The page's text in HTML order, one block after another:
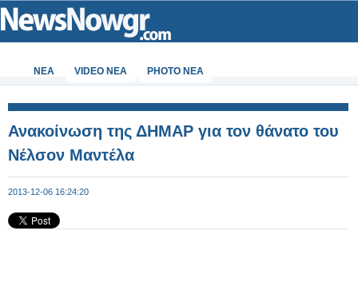
ΝΕΑ VIDEO NEA PHOTO NEA
Ανακοίνωση της ΔΗΜΑΡ για τον θάνατο του
Νέλσον Μαντέλα
2013-12-06 16:24:20